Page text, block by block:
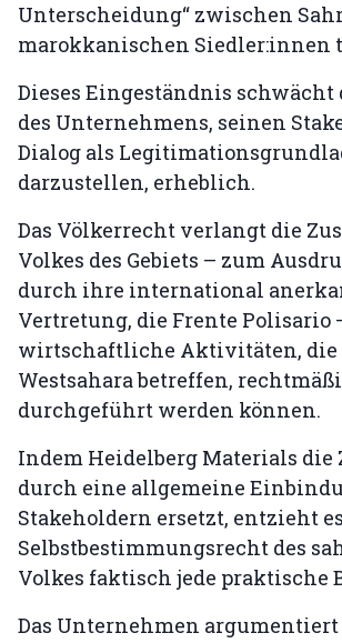
Unterscheidung“ zwischen
marokkanischen Siedler:innen
Dieses Eingeständnis schwächt
des Unternehmens, seinen
Dialog als
darzustellen, erheblich.
Das Völkerrecht verlangt die
Volkes des Gebiets – zum
durch ihre international
Vertretung, die Frente Polisario
wirtschaftliche Aktivitäten, die
Westsahara betreffen,
durchgeführt werden können.
Indem Heidelberg Materials
durch eine allgemeine
Stakeholdern ersetzt, entzieht
Selbstbestimmungsrecht des
Volkes faktisch jede praktische
Das Unternehmen